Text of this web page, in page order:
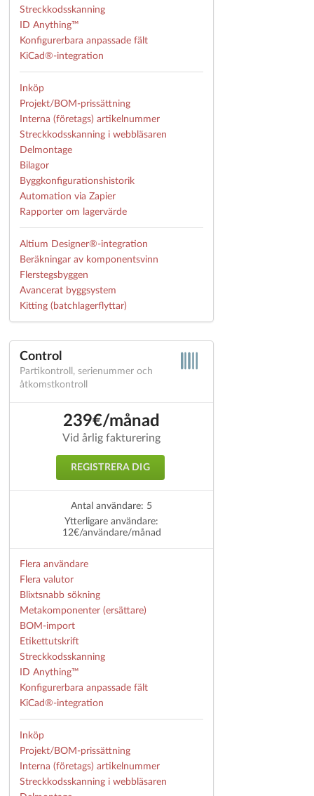
Streckkodsskanning
ID Anything™
Konfigurerbara anpassade fält
KiCad®-integration
Inköp
Projekt/BOM-prissättning
Interna (företags) artikelnummer
Streckkodsskanning i webbläsaren
Delmontage
Bilagor
Byggkonfigurationshistorik
Automation via Zapier
Rapporter om lagervärde
Altium Designer®-integration
Beräkningar av komponentsvinn
Flerstegsbyggen
Avancerat byggsystem
Kitting (batchlagerflyttar)
Control
Partikontroll, serienummer och
åtkomstkontroll
239€/månad
Vid årlig fakturering
REGISTRERA DIG
Antal användare: 5
Ytterligare användare:
12€/användare/månad
Flera användare
Flera valutor
Blixtsnabb sökning
Metakomponenter (ersättare)
BOM-import
Etikettutskrift
Streckkodsskanning
ID Anything™
Konfigurerbara anpassade fält
KiCad®-integration
Inköp
Projekt/BOM-prissättning
Interna (företags) artikelnummer
Streckkodsskanning i webbläsaren